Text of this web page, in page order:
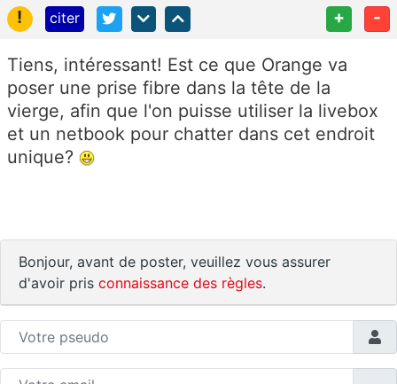
!
citer + -
Tiens, intéressant! Est ce que Orange va
poser une prise fibre dans la tête de la
vierge, afin que l'on puisse utiliser la livebox
et un netbook pour chatter dans cet endroit
unique?
Bonjour, avant de poster, veuillez vous assurer
d'avoir pris connaissance des règles.